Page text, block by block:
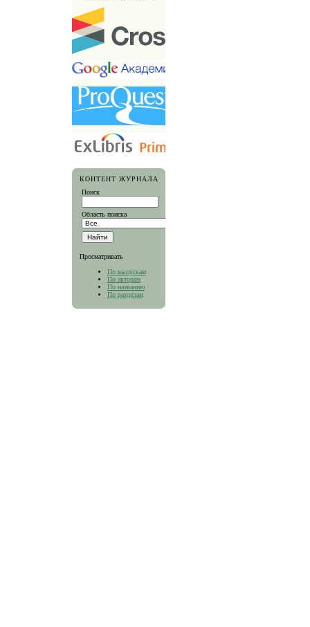
КОНТЕНТ ЖУРНАЛА
Поиск
Область поиска
Просматривать
По выпускам
По авторам
По названию
По разделам